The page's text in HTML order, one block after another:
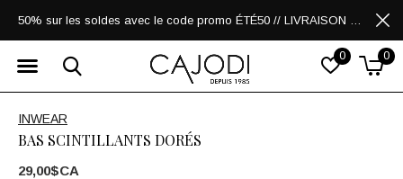
0 0
50% sur les soldes avec le code promo ÉTÉ50 // LIVRAISON GRATUITE POUR LES ACHATS DE 250$ ET PLUS
INWEAR
BAS SCINTILLANTS DORÉS
29,00$CA